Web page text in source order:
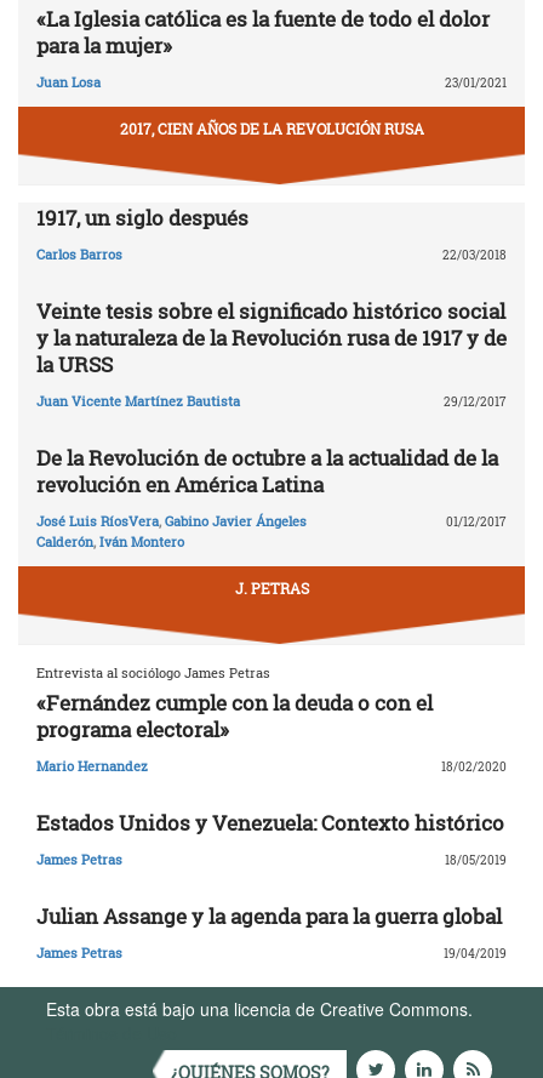
«La Iglesia católica es la fuente de todo el dolor
para la mujer»
Juan Losa 23/01/2021
2017, CIEN AÑOS DE LA REVOLUCIÓN RUSA
1917, un siglo después
Carlos Barros 22/03/2018
Veinte tesis sobre el significado histórico social
y la naturaleza de la Revolución rusa de 1917 y de
la URSS
Juan Vicente Martínez Bautista 29/12/2017
De la Revolución de octubre a la actualidad de la
revolución en América Latina
José Luis RíosVera, Gabino Javier Ángeles
Calderón, Iván Montero
01/12/2017
J. PETRAS
Entrevista al sociólogo James Petras
«Fernández cumple con la deuda o con el
programa electoral»
Mario Hernandez 18/02/2020
Estados Unidos y Venezuela: Contexto histórico
James Petras 18/05/2019
Julian Assange y la agenda para la guerra global
James Petras 19/04/2019
Esta obra está bajo una licencia de Creative Commons.
¿QUIÉNES SOMOS?